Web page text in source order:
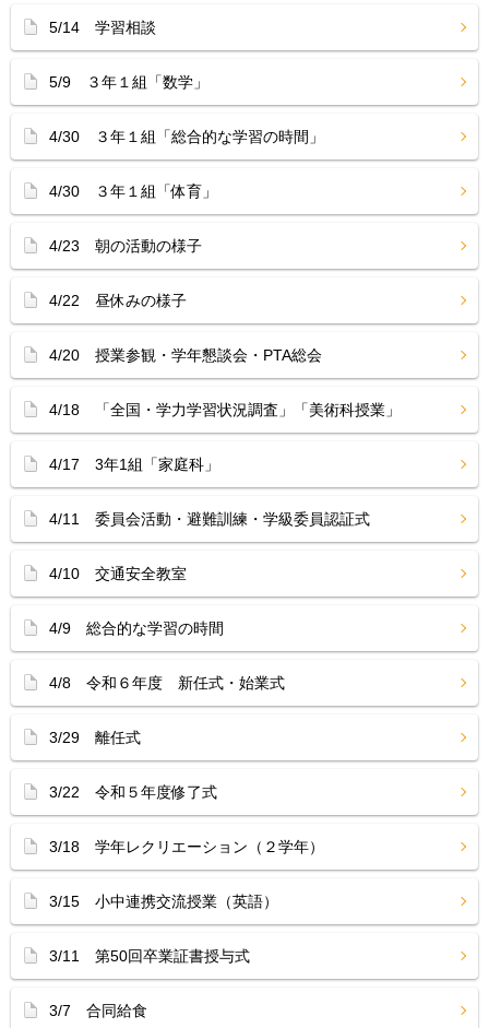
5/14 学習相談
5/9 ３年１組「数学」
4/30 ３年１組「総合的な学習の時間」
4/30 ３年１組「体育」
4/23 朝の活動の様子
4/22 昼休みの様子
4/20 授業参観・学年懇談会・PTA総会
4/18 「全国・学力学習状況調査」「美術科授業」
4/17 3年1組「家庭科」
4/11 委員会活動・避難訓練・学級委員認証式
4/10 交通安全教室
4/9 総合的な学習の時間
4/8 令和６年度 新任式・始業式
3/29 離任式
3/22 令和５年度修了式
3/18 学年レクリエーション（２学年）
3/15 小中連携交流授業（英語）
3/11 第50回卒業証書授与式
3/7 合同給食